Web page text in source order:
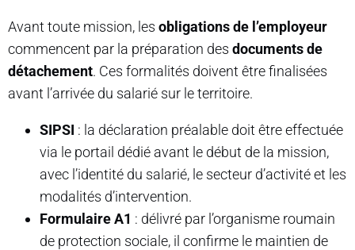
Avant toute mission, les obligations de l’employeur
commencent par la préparation des documents de
détachement. Ces formalités doivent être finalisées
avant l’arrivée du salarié sur le territoire.
SIPSI : la déclaration préalable doit être effectuée
via le portail dédié avant le début de la mission,
avec l’identité du salarié, le secteur d’activité et les
modalités d’intervention.
Formulaire A1 : délivré par l’organisme roumain
de protection sociale, il confirme le maintien de